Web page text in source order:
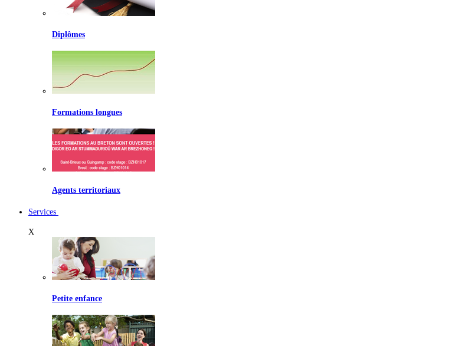
Diplômes
Formations longues
Agents territoriaux
Services
X
Petite enfance